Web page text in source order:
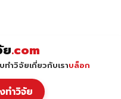
ย.com
ทำวิจัยเกี่ยวกับเราบล็อก
ทำวิจัย